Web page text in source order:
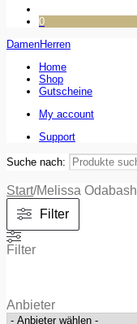
0
DamenHerren
Home
Shop
Gutscheine
My account
Support
Suche nach:
Start/Melissa Odabash
Filter
Filter
Anbieter